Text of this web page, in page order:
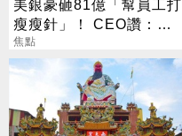
美銀豪砸81億「幫員工打
瘦瘦針」！ CEO讚：一
項值得的投資
焦點